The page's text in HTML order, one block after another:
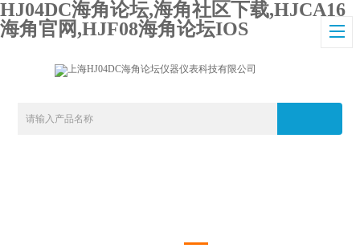
HJ04DC海角论坛,海角社区下载,HJCA16
海角官网,HJF08海角论坛IOS